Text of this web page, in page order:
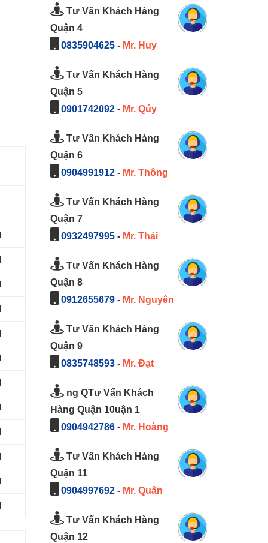
Tư Vấn Khách Hàng
Quận 4
0835904625- Mr. Huy
Tư Vấn Khách Hàng
Quận 5
0901742092- Mr. Qúy
Tư Vấn Khách Hàng
Quận 6
0904991912- Mr. Thông
Tư Vấn Khách Hàng
Quận 7
0932497995- Mr. Thái
Tư Vấn Khách Hàng
Quận 8
0912655679- Mr. Nguyên
Tư Vấn Khách Hàng
Quận 9
0835748593- Mr. Đạt
ng QTư Vấn Khách
Hàng Quận 10uận 1
0904942786- Mr. Hoàng
Tư Vấn Khách Hàng
Quận 11
0904997692- Mr. Quân
Tư Vấn Khách Hàng
Quận 12